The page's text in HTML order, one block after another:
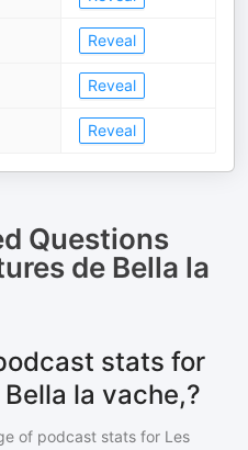
Reveal
Reveal
Reveal
Questions
de Bella la
stats for
la vache,?
of podcast stats for Les